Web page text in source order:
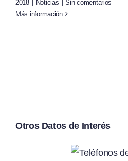
2018 | Noticias | Sin comentarios
Más información
Otros Datos de Interés